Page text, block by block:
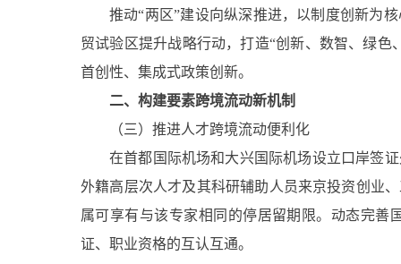
推动“两区”建设向纵深推进，以制度创新为
贸试验区提升战略行动，打造“创新、数智、绿
首创性、集成式政策创新。
二、构建要素跨境流动新机制
（三）推进人才跨境流动便利化
在首都国际机场和大兴国际机场设立口岸签
外籍高层次人才及其科研辅助人员来京投资创业
属可享有与该专家相同的停居留期限。动态完善
证、职业资格的互认互通。